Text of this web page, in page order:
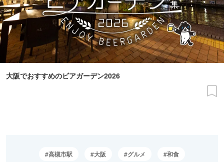
大阪でおすすめのビアガーデン2026
高槻市駅 大阪 グルメ 和食